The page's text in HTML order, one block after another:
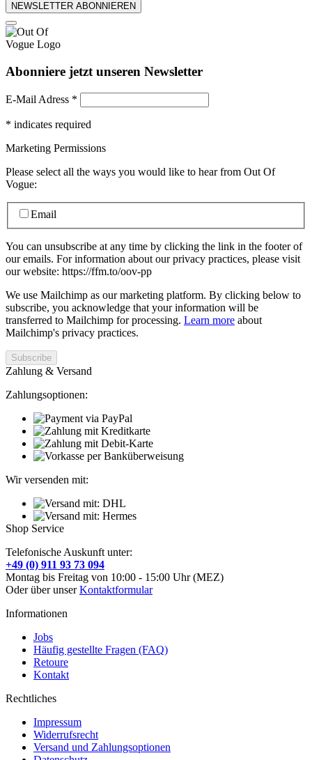
NEWSLETTER ABONNIEREN
Abonniere jetzt unseren Newsletter
E-Mail Adress *
* indicates required
Marketing Permissions
Please select all the ways you would like to hear from Out Of
Vogue:
Email
You can unsubscribe at any time by clicking the link in the footer of
our emails. For information about our privacy practices, please visit
our website: https://ffm.to/oov-pp
We use Mailchimp as our marketing platform. By clicking below to
subscribe, you acknowledge that your information will be
transferred to Mailchimp for processing. Learn more about
Mailchimp's privacy practices.
Zahlung & Versand
Zahlungsoptionen:
Wir versenden mit:
Shop Service
Telefonische Auskunft unter:
+49 (0) 911 93 73 094
Montag bis Freitag von 10:00 - 15:00 Uhr (MEZ)
Oder über unserKontaktformular
Informationen
Jobs
Häufig gestellte Fragen (FAQ)
Retoure
Kontakt
Rechtliches
Impressum
Widerrufsrecht
Versand und Zahlungsoptionen